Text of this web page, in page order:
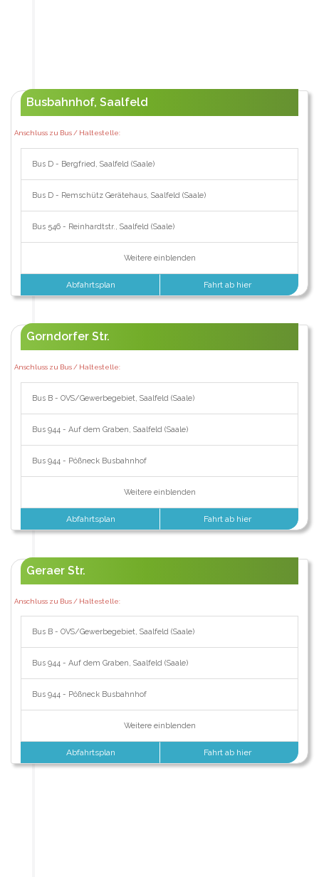
Busbahnhof, Saalfeld
Anschluss zu Bus / Haltestelle:
Bus D - Bergfried, Saalfeld (Saale)
Bus D - Remschütz Gerätehaus, Saalfeld (Saale)
Bus 546 - Reinhardtstr., Saalfeld (Saale)
Weitere einblenden
Abfahrtsplan Fahrt ab hier
Gorndorfer Str.
Anschluss zu Bus / Haltestelle:
Bus B - OVS/Gewerbegebiet, Saalfeld (Saale)
Bus 944 - Auf dem Graben, Saalfeld (Saale)
Bus 944 - Pößneck Busbahnhof
Weitere einblenden
Abfahrtsplan Fahrt ab hier
Geraer Str.
Anschluss zu Bus / Haltestelle:
Bus B - OVS/Gewerbegebiet, Saalfeld (Saale)
Bus 944 - Auf dem Graben, Saalfeld (Saale)
Bus 944 - Pößneck Busbahnhof
Weitere einblenden
Abfahrtsplan Fahrt ab hier